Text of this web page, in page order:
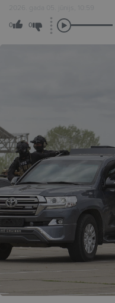
2026. gada 05. jūnijs, 10:59
0 0